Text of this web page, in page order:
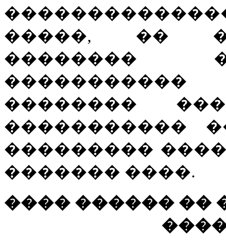
�����, ��
��������
��������
�����������
���������
������� ����.
���� ������ ��